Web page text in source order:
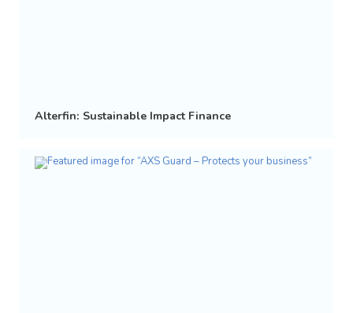
Alterfin: Sustainable Impact Finance